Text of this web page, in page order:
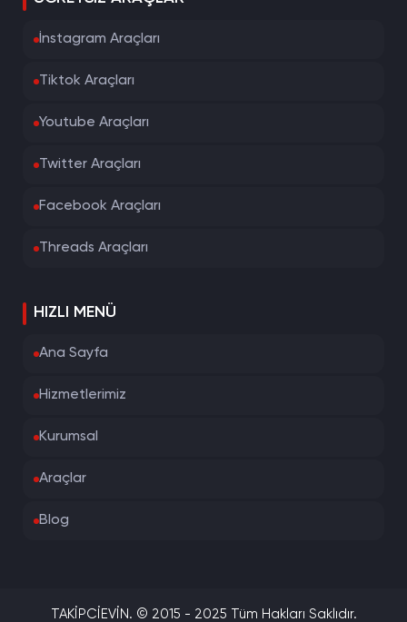
İnstagram Araçları
Tiktok Araçları
Youtube Araçları
Twitter Araçları
Facebook Araçları
Threads Araçları
HIZLI MENÜ
Ana Sayfa
Hizmetlerimiz
Kurumsal
Araçlar
Blog
TAKİPCİEVİN. © 2015 - 2025 Tüm Hakları Saklıdır.